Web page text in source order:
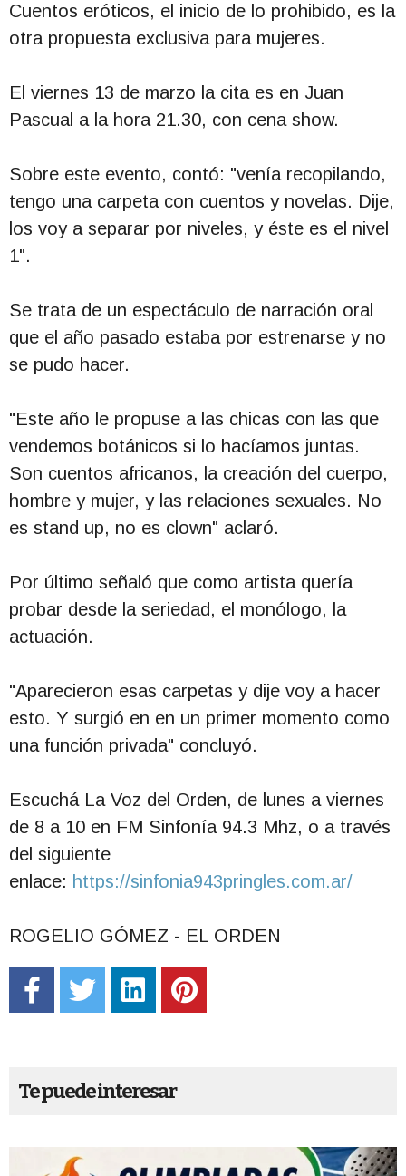
Cuentos eróticos, el inicio de lo prohibido, es la
otra propuesta exclusiva para mujeres.
El viernes 13 de marzo la cita es en Juan
Pascual a la hora 21.30, con cena show.
Sobre este evento, contó: "venía recopilando,
tengo una carpeta con cuentos y novelas. Dije,
los voy a separar por niveles, y éste es el nivel
1".
Se trata de un espectáculo de narración oral
que el año pasado estaba por estrenarse y no
se pudo hacer.
"Este año le propuse a las chicas con las que
vendemos botánicos si lo hacíamos juntas.
Son cuentos africanos, la creación del cuerpo,
hombre y mujer, y las relaciones sexuales. No
es stand up, no es clown" aclaró.
Por último señaló que como artista quería
probar desde la seriedad, el monólogo, la
actuación.
"Aparecieron esas carpetas y dije voy a hacer
esto. Y surgió en en un primer momento como
una función privada" concluyó.
Escuchá La Voz del Orden, de lunes a viernes
de 8 a 10 en FM Sinfonía 94.3 Mhz, o a través
del siguiente
enlace: https://sinfonia943pringles.com.ar/
ROGELIO GÓMEZ - EL ORDEN
Te puede interesar